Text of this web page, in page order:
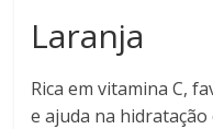
Laranja
Rica em vitamina C,
e ajuda na